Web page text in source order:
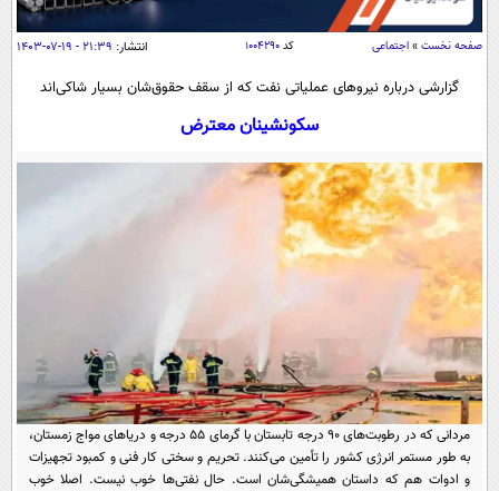
اقتصاد
اقتصادی
خودرو
جامعه
اجتماعی
حوادث
یک برش دانایی
سفر و تفریح
ورزشی
بین الملل
سیاست خارجی
فرهنگ و هنر
علم و دانش
اخبار کریپتو
باشگاه مغز
مجله تصویری سلاح
فیلم
اقتصاد
ورزش
عصر ایران 2
خواندنی ها و دیدنی ها
داستان کوتاه
آموزش زبان
صفحه نخست » اجتماعی کد۱۰۰۴۲۹۰ انتشار: ۲۱:۳۹ - ۱۹-۰۷-۱۴۰۳
گزارشی درباره نیروهای عملیاتی نفت که از سقف حقوق‌شان بسیار شاکی‌اند
سکونشینان معترض
مردانی که در رطوبت‌های 90 درجه تابستان با گرمای 55 درجه و دریاهای مواج زمستان،
به طور مستمر انرژی کشور را تأمین می‌کنند. تحریم و سختی کار فنی و کمبود تجهیزات
و ادوات هم که داستان همیشگی‌شان است. حال نفتی‌ها خوب نیست. اصلا خوب